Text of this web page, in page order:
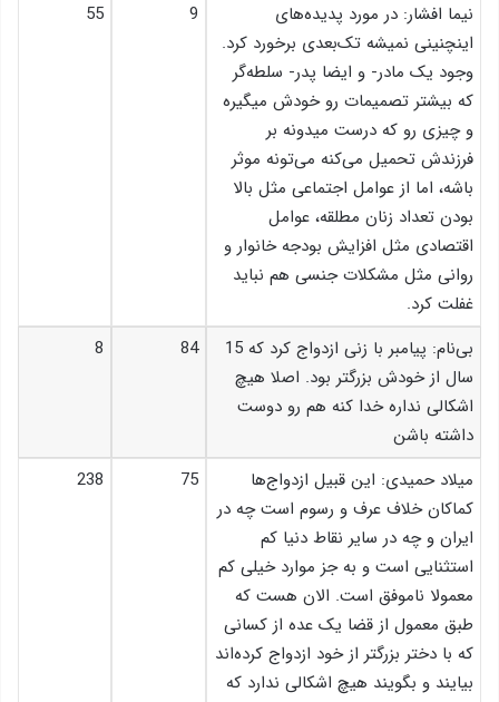
نیما افشار: در مورد پدیده‌های
اینچنینی نمیشه تک‌بعدی برخورد کرد.
وجود یک مادر- و ایضا پدر- سلطه‌گر
که بیشتر تصمیمات رو خودش میگیره
و چیزی رو که درست میدونه بر
فرزندش تحمیل می‌کنه می‌تونه موثر
باشه، اما از عوامل اجتماعی مثل بالا
بودن تعداد زنان مطلقه، عوامل
اقتصادی مثل افزایش بودجه خانوار و
روانی مثل مشکلات جنسی هم نباید
غفلت کرد.
9
55
بی‌نام: پیامبر با زنی ازدواج کرد که 15
سال از خودش بزرگتر بود. اصلا هیچ
اشکالی نداره خدا کنه هم رو دوست
داشته باشن
84
8
میلاد حمیدی: این قبیل ازدواج‌ها
کماکان خلاف عرف و رسوم است چه در
ایران و چه در سایر نقاط دنیا کم
استثنایی است و به جز موارد خیلی کم
معمولا ناموفق است. الان هست که
طبق معمول از قضا یک عده از کسانی
که با دختر بزرگتر از خود ازدواج کرده‌اند
بیایند و بگویند هیچ اشکالی ندارد که
75
238